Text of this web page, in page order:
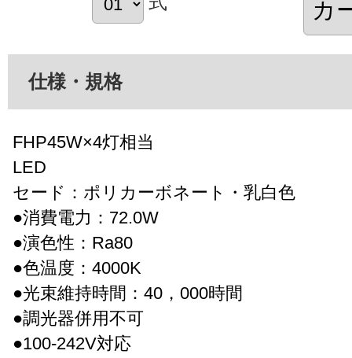
仕様・規格
FHP45W×4灯相当
LED
セード：ポリカーボネート・乳白色
●消費電力：72.0W
●演色性：Ra80
●色温度：4000K
●光束維持時間：40，000時間
●調光器併用不可
●100-242V対応